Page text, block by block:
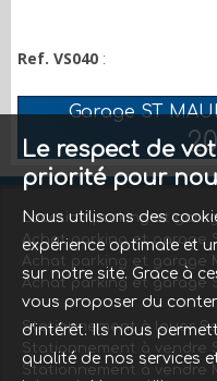
Ref. VS040 :
Garage ST
Location parking et
Achat parking et garage
Achat parking et garage
Achat parking et garage
Stationnement à louer
Stationnement à vendre
Stationnement à vendre
Le respect de
priorité pour
Nous utilisons des
expérience optimale et
sur notre site. Grace à
vous proposer du
d'intérêt. Ils nous
qualité de nos services